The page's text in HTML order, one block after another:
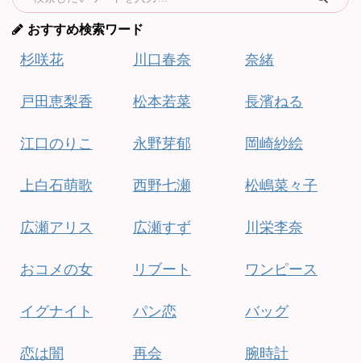
おすすめ検索ワード
杉咲花
戸田恵梨香
江口のりこ
上白石萌歌
広瀬アリス
おコメの女
イグナイト
恋は闇
川口春奈
松本若菜
永野芽郁
西野七瀬
広瀬すず
リブート
パン恋
再会
奈緒
長濱ねる
岡崎紗絵
松嶋菜々子
川栄李奈
ワンピース
バッグ
腕時計